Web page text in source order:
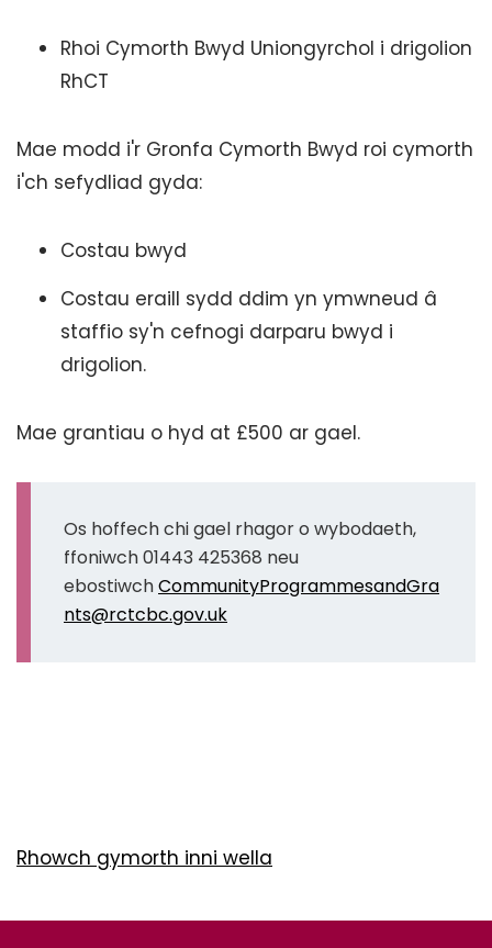
Rhoi Cymorth Bwyd Uniongyrchol i drigolion
RhCT
Mae modd i'r Gronfa Cymorth Bwyd roi cymorth
i'ch sefydliad gyda:
Costau bwyd
Costau eraill sydd ddim yn ymwneud â
staffio sy'n cefnogi darparu bwyd i
drigolion.
Mae grantiau o hyd at £500 ar gael.
Os hoffech chi gael rhagor o wybodaeth,
ffoniwch 01443 425368 neu
ebostiwchCommunityProgrammesandGra
nts@rctcbc.gov.uk
Rhowch gymorth inni wella